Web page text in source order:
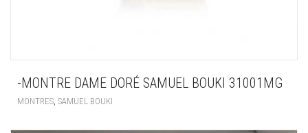
-MONTRE DAME DORÉ SAMUEL BOUKI 31001MG
MONTRES, SAMUEL BOUKI